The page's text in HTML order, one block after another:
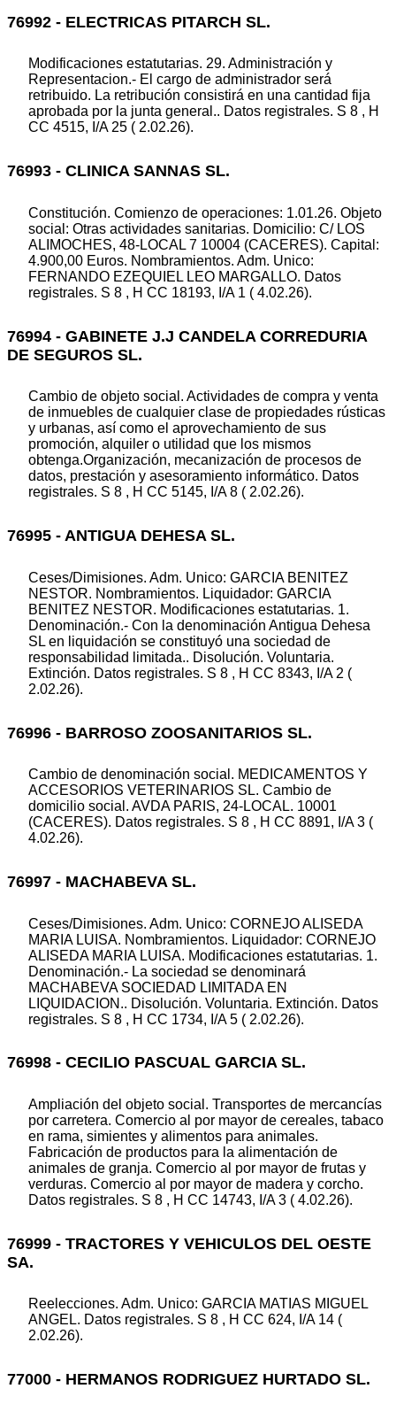
76992 - ELECTRICAS PITARCH SL.
Modificaciones estatutarias. 29. Administración y
Representacion.- El cargo de administrador será
retribuido. La retribución consistirá en una cantidad fija
aprobada por la junta general.. Datos registrales. S 8 , H
CC 4515, I/A 25 ( 2.02.26).
76993 - CLINICA SANNAS SL.
Constitución. Comienzo de operaciones: 1.01.26. Objeto
social: Otras actividades sanitarias. Domicilio: C/ LOS
ALIMOCHES, 48-LOCAL 7 10004 (CACERES). Capital:
4.900,00 Euros. Nombramientos. Adm. Unico:
FERNANDO EZEQUIEL LEO MARGALLO. Datos
registrales. S 8 , H CC 18193, I/A 1 ( 4.02.26).
76994 - GABINETE J.J CANDELA CORREDURIA
DE SEGUROS SL.
Cambio de objeto social. Actividades de compra y venta
de inmuebles de cualquier clase de propiedades rústicas
y urbanas, así como el aprovechamiento de sus
promoción, alquiler o utilidad que los mismos
obtenga.Organización, mecanización de procesos de
datos, prestación y asesoramiento informático. Datos
registrales. S 8 , H CC 5145, I/A 8 ( 2.02.26).
76995 - ANTIGUA DEHESA SL.
Ceses/Dimisiones. Adm. Unico: GARCIA BENITEZ
NESTOR. Nombramientos. Liquidador: GARCIA
BENITEZ NESTOR. Modificaciones estatutarias. 1.
Denominación.- Con la denominación Antigua Dehesa
SL en liquidación se constituyó una sociedad de
responsabilidad limitada.. Disolución. Voluntaria.
Extinción. Datos registrales. S 8 , H CC 8343, I/A 2 (
2.02.26).
76996 - BARROSO ZOOSANITARIOS SL.
Cambio de denominación social. MEDICAMENTOS Y
ACCESORIOS VETERINARIOS SL. Cambio de
domicilio social. AVDA PARIS, 24-LOCAL. 10001
(CACERES). Datos registrales. S 8 , H CC 8891, I/A 3 (
4.02.26).
76997 - MACHABEVA SL.
Ceses/Dimisiones. Adm. Unico: CORNEJO ALISEDA
MARIA LUISA. Nombramientos. Liquidador: CORNEJO
ALISEDA MARIA LUISA. Modificaciones estatutarias. 1.
Denominación.- La sociedad se denominará
MACHABEVA SOCIEDAD LIMITADA EN
LIQUIDACION.. Disolución. Voluntaria. Extinción. Datos
registrales. S 8 , H CC 1734, I/A 5 ( 2.02.26).
76998 - CECILIO PASCUAL GARCIA SL.
Ampliación del objeto social. Transportes de mercancías
por carretera. Comercio al por mayor de cereales, tabaco
en rama, simientes y alimentos para animales.
Fabricación de productos para la alimentación de
animales de granja. Comercio al por mayor de frutas y
verduras. Comercio al por mayor de madera y corcho.
Datos registrales. S 8 , H CC 14743, I/A 3 ( 4.02.26).
76999 - TRACTORES Y VEHICULOS DEL OESTE
SA.
Reelecciones. Adm. Unico: GARCIA MATIAS MIGUEL
ANGEL. Datos registrales. S 8 , H CC 624, I/A 14 (
2.02.26).
77000 - HERMANOS RODRIGUEZ HURTADO SL.